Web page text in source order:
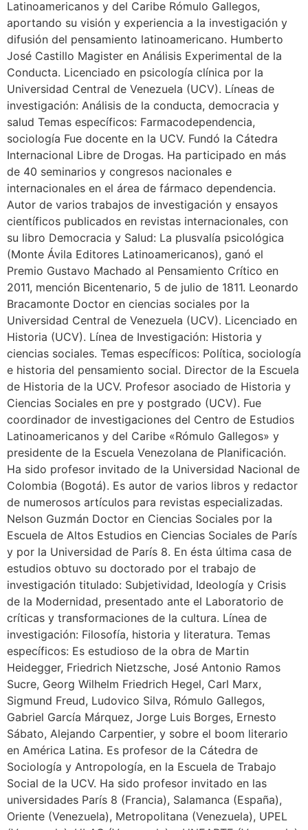
Latinoamericanos y del Caribe Rómulo Gallegos,
aportando su visión y experiencia a la investigación y
difusión del pensamiento latinoamericano. Humberto
José Castillo Magister en Análisis Experimental de la
Conducta. Licenciado en psicología clínica por la
Universidad Central de Venezuela (UCV). Líneas de
investigación: Análisis de la conducta, democracia y
salud Temas específicos: Farmacodependencia,
sociología Fue docente en la UCV. Fundó la Cátedra
Internacional Libre de Drogas. Ha participado en más
de 40 seminarios y congresos nacionales e
internacionales en el área de fármaco dependencia.
Autor de varios trabajos de investigación y ensayos
científicos publicados en revistas internacionales, con
su libro Democracia y Salud: La plusvalía psicológica
(Monte Ávila Editores Latinoamericanos), ganó el
Premio Gustavo Machado al Pensamiento Crítico en
2011, mención Bicentenario, 5 de julio de 1811. Leonardo
Bracamonte Doctor en ciencias sociales por la
Universidad Central de Venezuela (UCV). Licenciado en
Historia (UCV). Línea de Investigación: Historia y
ciencias sociales. Temas específicos: Política, sociología
e historia del pensamiento social. Director de la Escuela
de Historia de la UCV. Profesor asociado de Historia y
Ciencias Sociales en pre y postgrado (UCV). Fue
coordinador de investigaciones del Centro de Estudios
Latinoamericanos y del Caribe «Rómulo Gallegos» y
presidente de la Escuela Venezolana de Planificación.
Ha sido profesor invitado de la Universidad Nacional de
Colombia (Bogotá). Es autor de varios libros y redactor
de numerosos artículos para revistas especializadas.
Nelson Guzmán Doctor en Ciencias Sociales por la
Escuela de Altos Estudios en Ciencias Sociales de París
y por la Universidad de París 8. En ésta última casa de
estudios obtuvo su doctorado por el trabajo de
investigación titulado: Subjetividad, Ideología y Crisis
de la Modernidad, presentado ante el Laboratorio de
críticas y transformaciones de la cultura. Línea de
investigación: Filosofía, historia y literatura. Temas
específicos: Es estudioso de la obra de Martin
Heidegger, Friedrich Nietzsche, José Antonio Ramos
Sucre, Georg Wilhelm Friedrich Hegel, Carl Marx,
Sigmund Freud, Ludovico Silva, Rómulo Gallegos,
Gabriel García Márquez, Jorge Luis Borges, Ernesto
Sábato, Alejando Carpentier, y sobre el boom literario
en América Latina. Es profesor de la Cátedra de
Sociología y Antropología, en la Escuela de Trabajo
Social de la UCV. Ha sido profesor invitado en las
universidades París 8 (Francia), Salamanca (España),
Oriente (Venezuela), Metropolitana (Venezuela), UPEL